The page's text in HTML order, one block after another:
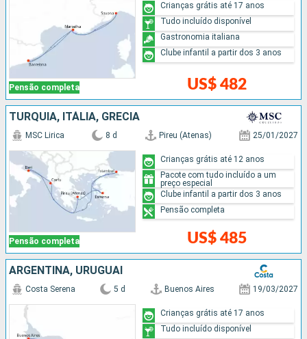
Pensão completa US$ 482
Crianças grátis até 17 anos
Tudo incluído disponível
Gastronomia italiana
Clube infantil a partir dos 3 anos
TURQUIA, ITÁLIA, GRÉCIA
Pensão completa
MSC Lirica 8 d Pireu (Atenas) 25/01/2027
US$ 485
Crianças grátis até 12 anos
Pacote com tudo incluído a um
preço especial
Clube infantil a partir dos 3 anos
Pensão completa
ARGENTINA, URUGUAI
Costa Serena 5 d Buenos Aires 19/03/2027
Crianças grátis até 17 anos
Tudo incluído disponível